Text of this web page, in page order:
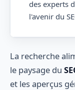
des experts
l'avenir du
La recherche
le paysage du
et les aperçus